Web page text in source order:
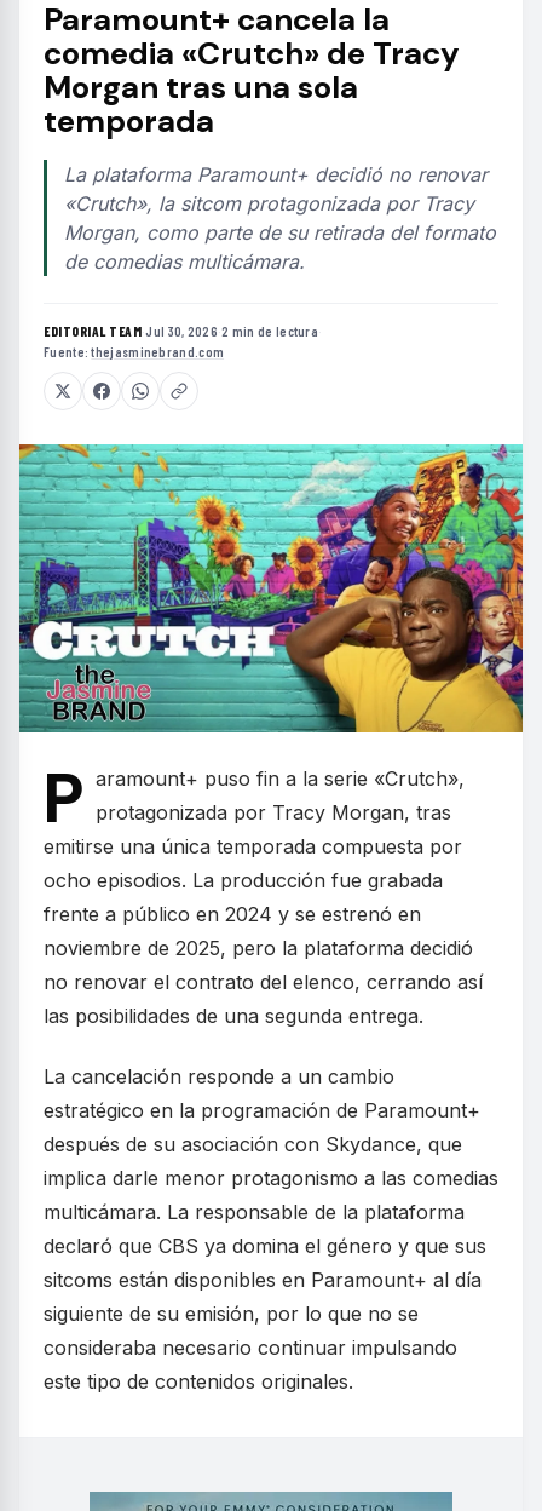
Paramount+ cancela la
comedia «Crutch» de Tracy
Morgan tras una sola
temporada
La plataforma Paramount+ decidió no renovar
«Crutch», la sitcom protagonizada por Tracy
Morgan, como parte de su retirada del formato
de comedias multicámara.
EDITORIAL TEAM·Jul 30, 2026·2 min de lectura·
Fuente:thejasminebrand.com
P aramount+ puso fin a la serie «Crutch»,
protagonizada por Tracy Morgan, tras
emitirse una única temporada compuesta por
ocho episodios. La producción fue grabada
frente a público en 2024 y se estrenó en
noviembre de 2025, pero la plataforma decidió
no renovar el contrato del elenco, cerrando así
las posibilidades de una segunda entrega.
La cancelación responde a un cambio
estratégico en la programación de Paramount+
después de su asociación con Skydance, que
implica darle menor protagonismo a las comedias
multicámara. La responsable de la plataforma
declaró que CBS ya domina el género y que sus
sitcoms están disponibles en Paramount+ al día
siguiente de su emisión, por lo que no se
consideraba necesario continuar impulsando
este tipo de contenidos originales.